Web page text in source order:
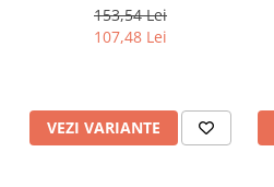
153,54 Lei
107,48 Lei
VEZI VARIANTE